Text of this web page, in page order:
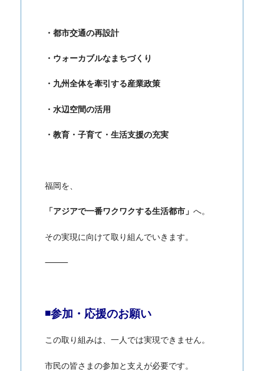
・都市交通の再設計
・ウォーカブルなまちづくり
・九州全体を牽引する産業政策
・水辺空間の活用
・教育・子育て・生活支援の充実
福岡を、
「アジアで一番ワクワクする生活都市」 へ。
その実現に向けて取り組んでいきます。
⸻
◾️参加・応援のお願い
この取り組みは、一人では実現できません。
市民の皆さまの参加と支えが必要です。